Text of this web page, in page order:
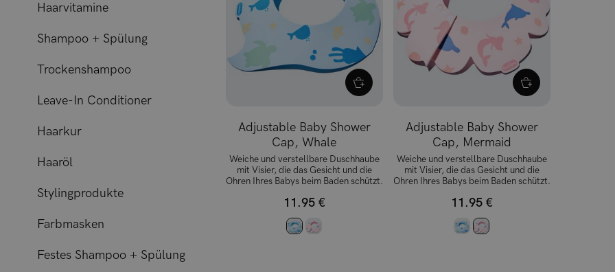
Haarvitamine
Shampoo + Spülung
Trockenshampoo
Leave-In Conditioner
Haarkur
Haaröl
Stylingprodukte
Farbmasken
Festes Shampoo + Spülung
Adjustable Baby Shower
Cap, Whale
Weiche und verstellbare Duschhaube
mit Visier, die das Gesicht und die
Ohren Ihres Babys beim Baden schützt.
11.95 €
Adjustable Baby Shower
Cap, Mermaid
Weiche und verstellbare Duschhaube
mit Visier, die das Gesicht und die
Ohren Ihres Babys beim Baden schützt.
11.95 €